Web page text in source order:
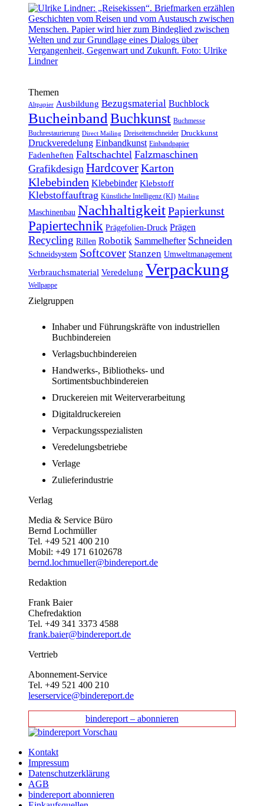
Themen
Altpapier Ausbildung Bezugsmaterial Buchblock
BucheinbandBuchkunst Buchmesse
Buchrestaurierung Direct Mailing Dreiseitenschneider Druckkunst
Druckveredelung Einbandkunst Einbandpapier
Fadenheften Faltschachtel Falzmaschinen
Grafikdesign HardcoverKarton
Klebebinden Klebebinder Klebstoff
Klebstoffauftrag Künstliche Intelligenz (KI) Mailing
Maschinenbau NachhaltigkeitPapierkunst
Papiertechnik Prägefolien-Druck Prägen
Recycling Rillen Robotik Sammelhefter Schneiden
Schneidsystem Softcover Stanzen Umweltmanagement
Verbrauchsmaterial Veredelung Verpackung
Wellpappe
Zielgruppen
Inhaber und Führungskräfte von industriellen
Buchbindereien
Verlagsbuchbindereien
Handwerks-, Bibliotheks- und
Sortimentsbuchbindereien
Druckereien mit Weiterverarbeitung
Digitaldruckereien
Verpackungsspezialisten
Veredelungsbetriebe
Verlage
Zulieferindustrie
Verlag
Media & Service Büro
Bernd Lochmüller
Tel. +49 521 400 210
Mobil: +49 171 6102678
bernd.lochmueller@bindereport.de
Redaktion
Frank Baier
Chefredaktion
Tel. +49 341 3373 4588
frank.baier@bindereport.de
Vertrieb
Abonnement-Service
Tel. +49 521 400 210
leserservice@bindereport.de
bindereport – abonnieren
Kontakt
Impressum
Datenschutzerklärung
AGB
bindereport abonnieren